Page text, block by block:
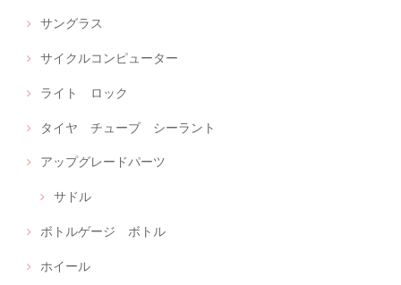
サングラス
サイクルコンピューター
ライト ロック
タイヤ チューブ シーラント
アップグレードパーツ
サドル
ボトルゲージ ボトル
ホイール